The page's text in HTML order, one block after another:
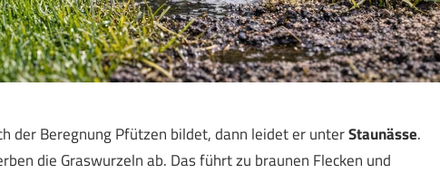
der Beregnung Pfützen bildet, dann leidet er unterStaunässe.
die Graswurzeln ab. Das führt zu braunen Flecken und